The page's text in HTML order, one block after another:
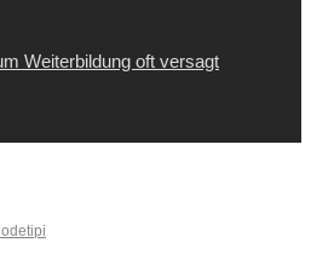
Weiterbildung oft versagt